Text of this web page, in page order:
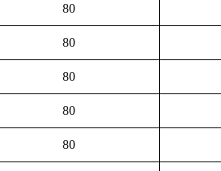
80
80
80
80
80